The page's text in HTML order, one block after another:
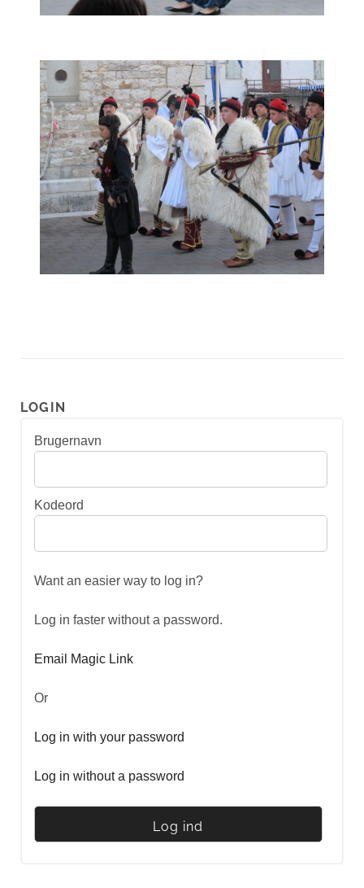
LOGIN
Brugernavn
Kodeord
Want an easier way to log in?
Log in faster without a password.
Email Magic Link
Or
Log in with your password
Log in without a password